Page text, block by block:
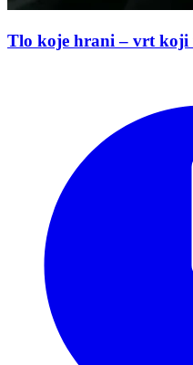
Tlo koje hrani – vrt koji